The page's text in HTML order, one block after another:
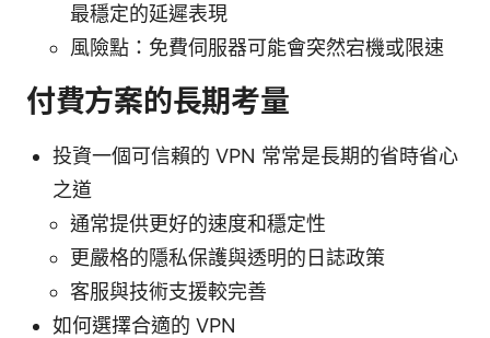
最穩定的延遲表現
風險點：免費伺服器可能會突然宕機或限速
付費方案的長期考量
投資一個可信賴的 VPN 常常是長期的省時省心
之道
通常提供更好的速度和穩定性
更嚴格的隱私保護與透明的日誌政策
客服與技術支援較完善
如何選擇合適的 VPN